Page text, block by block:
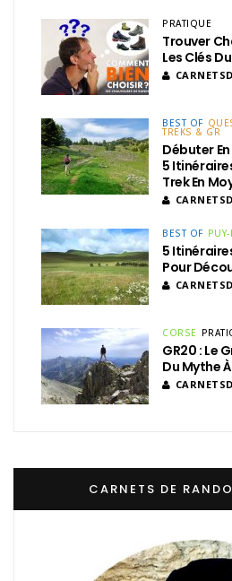
PRATIQUE
Trouver
Les Clés
BEST OF
TREKS & GR
Débuter
5
Trek En
BEST OF
5
Pour
CORSE
GR20 : Le
Du Mythe
CARNETS DE